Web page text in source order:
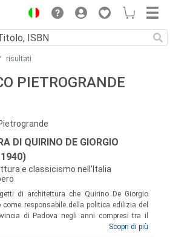
risultati
PIETROGRANDE
DI QUIRINO DE GIORGIO
e classicismo nell'Italia
di architettura che Quirino De Giorgio
responsabile della politica edilizia del
di Padova negli anni compresi tra il
il carattere innovativo della sua opera nel
Scopri di più